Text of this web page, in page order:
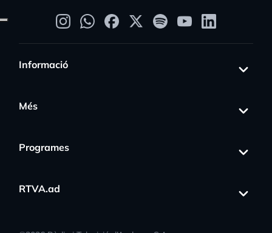
Informació
Més
Programes
RTVA.ad